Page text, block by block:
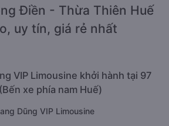
Điền - Thừa Thiên Huế
uy tín, giá rẻ nhất
VIP Limousine khởi hành tại 97
xe phía nam Huế)
Dũng VIP Limousine